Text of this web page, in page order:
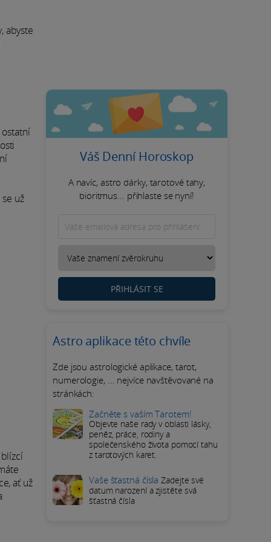
abyste
už
ať už
Váš Denní Horoskop
A navíc, astro dárky, tarotové tahy,
bioritmus... přihlaste se nyní!
PŘIHLÁSIT SE
Astro aplikace této chvíle
Zde jsou astrologické aplikace, tarot,
numerologie, ... nejvíce navštěvované na
stránkách:
Začněte s vaším Tarotem!
Objevte naše rady v oblasti lásky,
peněz, práce, rodiny a
společenského života pomocí tahu
z tarotových karet.
Vaše šťastná číslaZadejte své
datum narození a zjistěte svá
šťastná čísla